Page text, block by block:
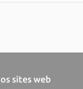
sites web